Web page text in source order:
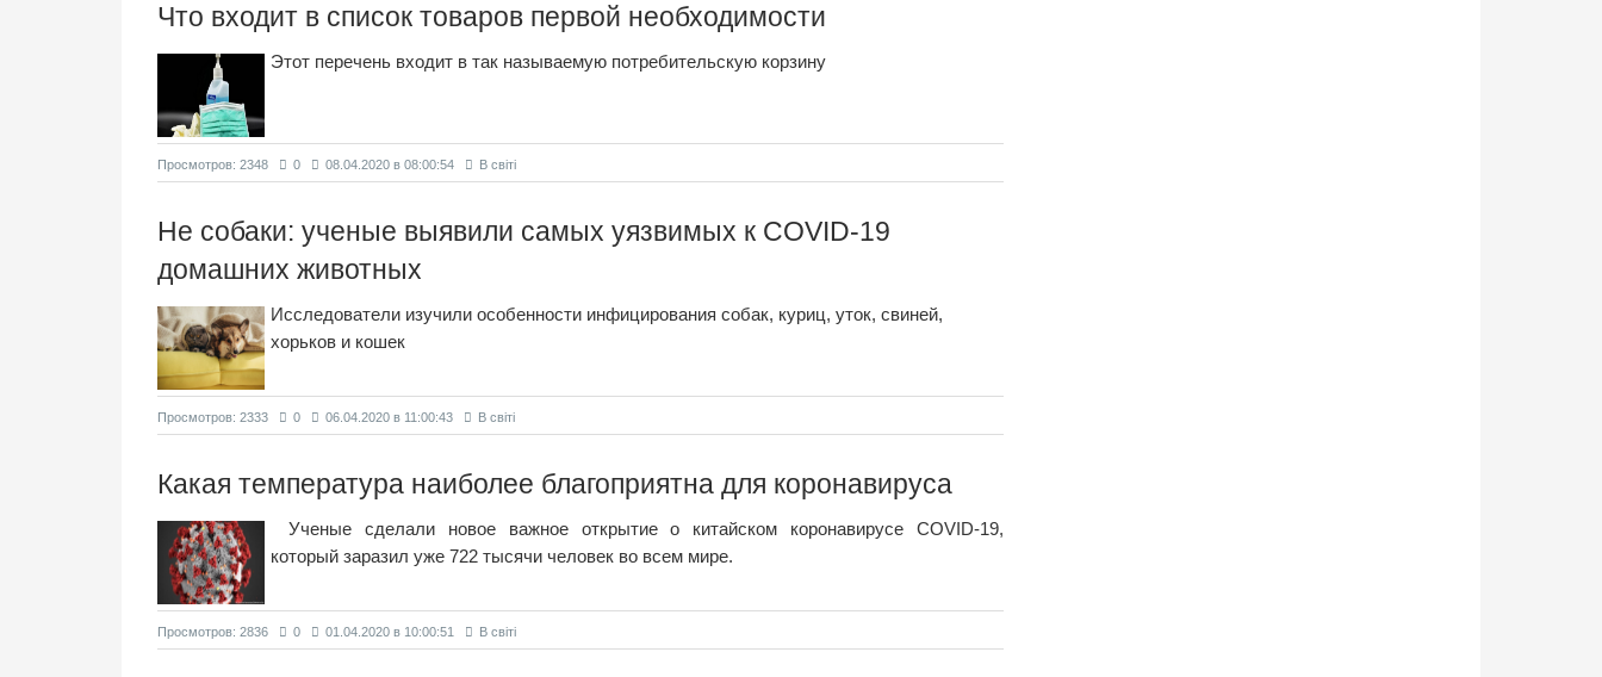
Что входит в список товаров первой необходимости
Этот перечень входит в так называемую потребительскую корзину
Просмотров: 2348 0 08.04.2020 в 08:00:54 В світі
Не собаки: ученые выявили самых уязвимых к COVID-19
домашних животных
Исследователи изучили особенности инфицирования собак, куриц, уток, свиней,
хорьков и кошек
Просмотров: 2333 0 06.04.2020 в 11:00:43 В світі
Какая температура наиболее благоприятна для коронавируса
Ученые сделали новое важное открытие о китайском коронавирусе COVID-19,
который заразил уже 722 тысячи человек во всем мире.
Просмотров: 2836 0 01.04.2020 в 10:00:51 В світі